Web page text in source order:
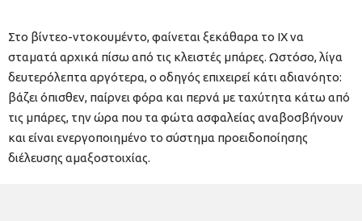
Στο βίντεο-ντοκουμέντο, φαίνεται ξεκάθαρα το ΙΧ να
σταματά αρχικά πίσω από τις κλειστές μπάρες. Ωστόσο, λίγα
δευτερόλεπτα αργότερα, ο οδηγός επιχειρεί κάτι αδιανόητο:
βάζει όπισθεν, παίρνει φόρα και περνά με ταχύτητα κάτω από
τις μπάρες, την ώρα που τα φώτα ασφαλείας αναβοσβήνουν
και είναι ενεργοποιημένο το σύστημα προειδοποίησης
διέλευσης αμαξοστοιχίας.